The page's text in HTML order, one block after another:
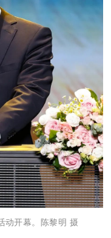
开幕。 陈黎明 摄